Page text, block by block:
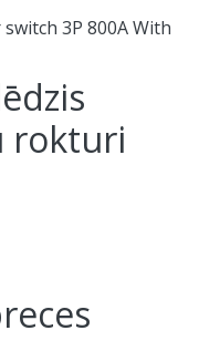
3P 800A With
rokturi